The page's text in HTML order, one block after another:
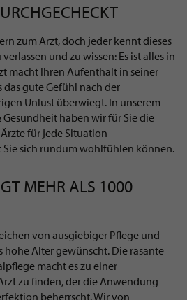
zum Arzt, doch jeder kennt dieses
und zu wissen: Es ist alles in
macht Ihren Aufenthalt in seiner
das gute Gefühl nach der
Unlust überwiegt. In unserem
haben wir für Sie die
für jede Situation
sich rundum wohlfühlen können.
MEHR ALS 1000
von ausgiebiger Pflege und
Alter gewünscht. Die rasante
macht es zu einer
zu finden, der die Anwendung
beherrscht. Wir von